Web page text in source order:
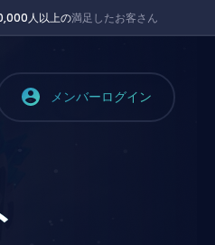
人以上の満足したお客さん
メンバーログイン